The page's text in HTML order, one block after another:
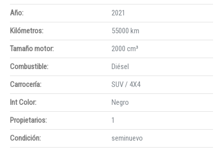
Año:
2021
Kilómetros:
55000 km
Tamaño motor:
2000 cm³
Combustible:
Diésel
Carrocería:
SUV / 4X4
Int Color:
Negro
Propietarios:
1
Condición:
seminuevo